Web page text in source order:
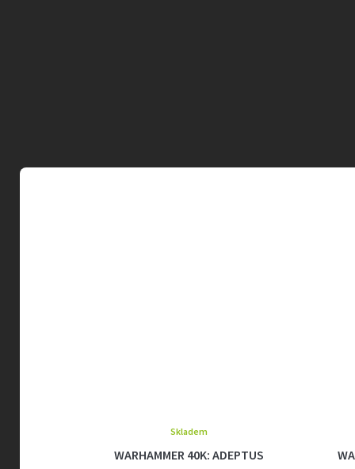
WARHAMMER 40K: ADEPTUS
Skladem